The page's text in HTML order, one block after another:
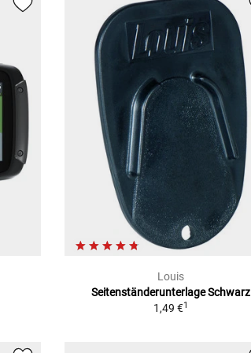
Louis
Seitenständerunterlage Schwarz
1,49 €1